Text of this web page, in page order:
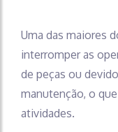
Uma das maiores
interromper as
de peças ou
manutenção, o
atividades.